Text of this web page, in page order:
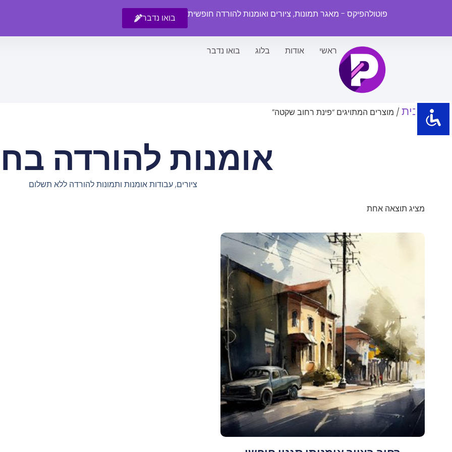
פוטולהפיקס - מאגר תמונות, ציורים ואומנות להורדה חופשית בואו נדבר
ראשי אודות בלוג בואו נדבר
עמוד הבית / מוצרים המתויגים “פינת רחוב שקטה”
אומנות להורדה
ציורים, עבודות אומנות ותמונות להורדה ללא תשלום
מציג תוצאה אחת